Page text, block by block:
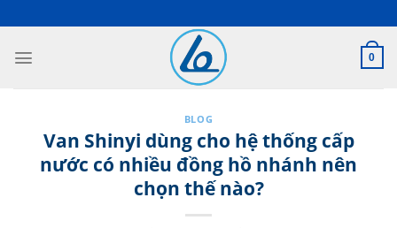
nội
0
BLOG
Van Shinyi dùng cho hệ thống cấp
nước có nhiều đồng hồ nhánh nên
chọn thế nào?